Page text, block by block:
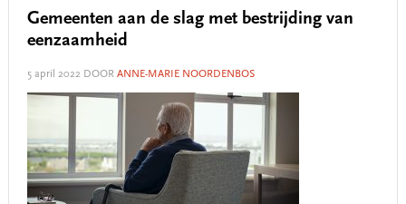
Gemeenten aan de slag met bestrijding van
eenzaamheid
5 april 2022DOOR ANNE-MARIE NOORDENBOS